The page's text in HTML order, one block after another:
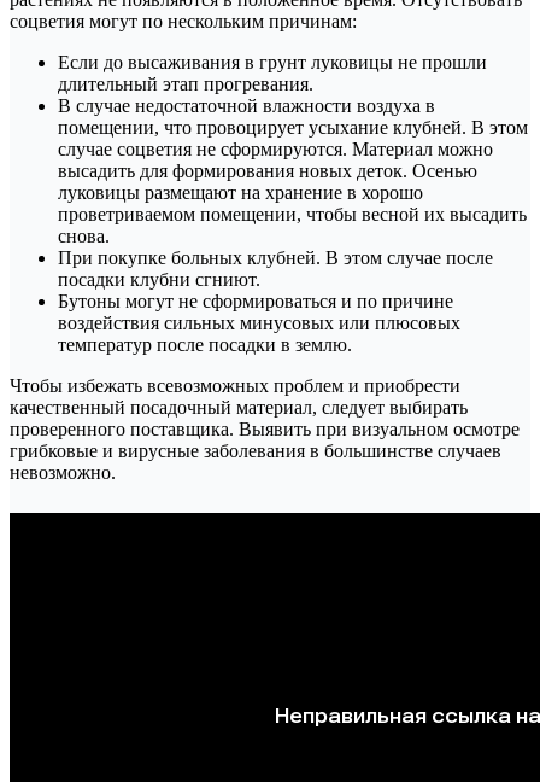
соцветия могут по нескольким причинам:
Если до высаживания в грунт луковицы не прошли
длительный этап прогревания.
В случае недостаточной влажности воздуха в
помещении, что провоцирует усыхание клубней. В этом
случае соцветия не сформируются. Материал можно
высадить для формирования новых деток. Осенью
луковицы размещают на хранение в хорошо
проветриваемом помещении, чтобы весной их высадить
снова.
При покупке больных клубней. В этом случае после
посадки клубни сгниют.
Бутоны могут не сформироваться и по причине
воздействия сильных минусовых или плюсовых
температур после посадки в землю.
Чтобы избежать всевозможных проблем и приобрести
качественный посадочный материал, следует выбирать
проверенного поставщика. Выявить при визуальном осмотре
грибковые и вирусные заболевания в большинстве случаев
невозможно.